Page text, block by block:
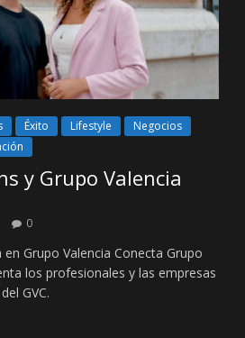
Éxito Lifestyle
Negocios
y Grupo Valencia
0
Grupo Valencia Conecta Grupo
los profesionales y las empresas
GVC.